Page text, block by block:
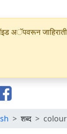
अॅपवरून जाहिराती
शब्द